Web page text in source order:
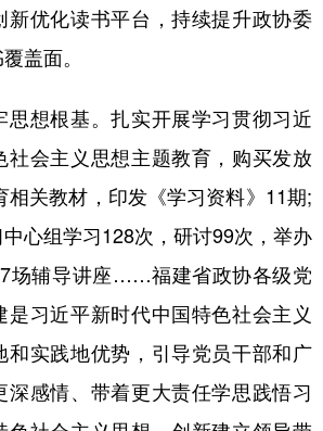
新优化读书平台，持续提升政协委
盖面。
想根基。扎实开展学习贯彻习近
社会主义思想主题教育，购买发放
相关教材，印发《学习资料》11期;
心组学习128次，研讨99次，举办
场辅导讲座……福建省政协各级党
习近平新时代中国特色社会主义
和实践地优势，引导党员干部和广
深感情、带着更大责任学思践悟习